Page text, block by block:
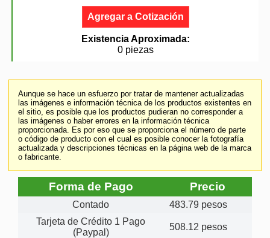
Agregar a Cotización
Existencia Aproximada:
0 piezas
Aunque se hace un esfuerzo por tratar de mantener actualizadas
las imágenes e información técnica de los productos existentes en
el sitio, es posible que los productos pudieran no corresponder a
las imágenes o haber errores en la información técnica
proporcionada. Es por eso que se proporciona el número de parte
o código de producto con el cual es posible conocer la fotografía
actualizada y descripciones técnicas en la página web de la marca
o fabricante.
Forma de Pago Precio
Contado
483.79 pesos
Tarjeta de Crédito 1 Pago
(Paypal)
508.12 pesos